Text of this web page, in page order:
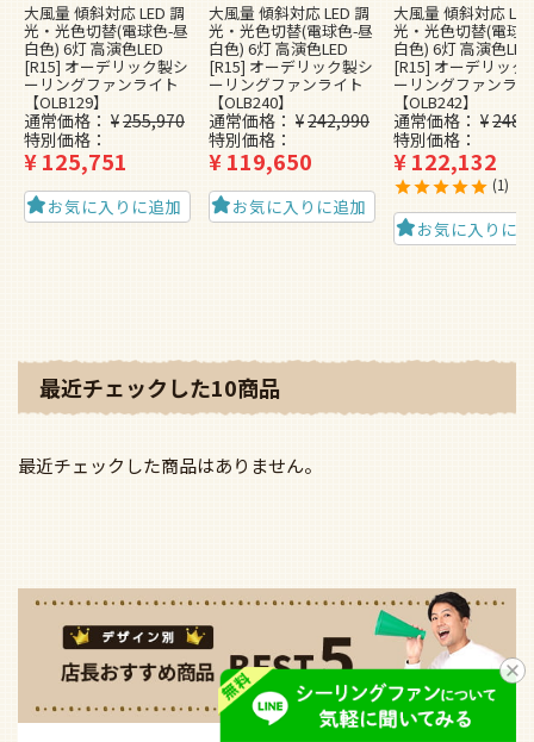
大風量 傾斜対応 LED 調
光・光色切替(電球色-昼
白色) 6灯 高演色LED
[R15] オーデリック製シ
ーリングファンライト
【OLB129】
通常価格 ¥255,970
特別価格
¥125,751
お気に入りに追加
大風量 傾斜対応 LED 調
光・光色切替(電球色-昼
白色) 6灯 高演色LED
[R15] オーデリック製シ
ーリングファンライト
【OLB240】
通常価格 ¥242,990
特別価格
¥119,650
お気に入りに追加
大風量 傾斜対応
光・光色切替(電球
白色) 6灯 高演色LED
[R15] オーデリック
ーリングファンラ
【OLB242】
通常価格 ¥
特別価格
¥122,132
1
お気に入りに
最近チェックした10商品
最近チェックした商品はありません。